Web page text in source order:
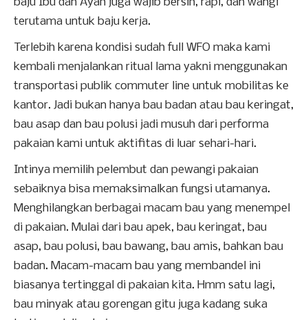
terutama untuk baju kerja.
Terlebih karena kondisi sudah full WFO maka kami
kembali menjalankan ritual lama yakni menggunakan
transportasi publik commuter line untuk mobilitas ke
kantor. Jadi bukan hanya bau badan atau bau keringat,
bau asap dan bau polusi jadi musuh dari performa
pakaian kami untuk aktifitas di luar sehari-hari.
Intinya memilih pelembut dan pewangi pakaian
sebaiknya bisa memaksimalkan fungsi utamanya.
Menghilangkan berbagai macam bau yang menempel
di pakaian. Mulai dari bau apek, bau keringat, bau
asap, bau polusi, bau bawang, bau amis, bahkan bau
badan. Macam-macam bau yang membandel ini
biasanya tertinggal di pakaian kita. Hmm satu lagi,
bau minyak atau gorengan gitu juga kadang suka